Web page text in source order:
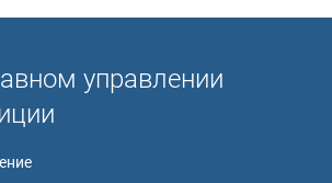
управлении